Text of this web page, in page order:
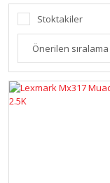
Stoktakiler